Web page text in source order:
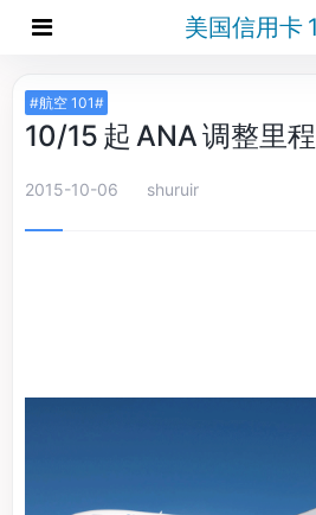
美国信用卡
#航空 101#
10/15 起 ANA 调整里
2015-10-06 shuruir